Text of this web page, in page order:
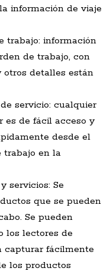
información de viaje
trabajo: información
de trabajo, con
otros detalles están
servicio: cualquier
es de fácil acceso y
desde el
trabajo en la
servicios: Se
que se pueden
Se pueden
los lectores de
capturar fácilmente
los productos